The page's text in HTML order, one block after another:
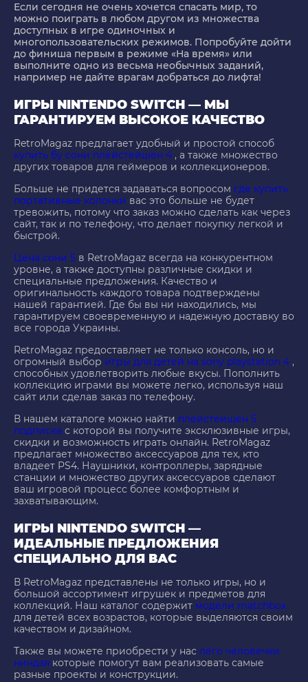
Если сегодня не очень хочется спасать мир, то
можно поиграть в любом другом из множества
доступных в игре одиночных и
многопользовательских режимов. Попробуйте дойти
до финиша первым в режиме «На время» или
выполните одно из весьма необычных заданий,
например не дайте врагам добраться до лифта!
ИГРЫ NINTENDO SWITCH — МЫ
ГАРАНТИРУЕМ ВЫСОКОЕ КАЧЕСТВО
RetroMagaz предлагает удобный и простой способ
купить бу сони плейстейшен 4 , а также множество
других товаров для геймеров и коллекционеров.
Больше не придется задаваться вопросом где купить
портативные колонки вас это больше не будет
тревожить, потому что заказ можно сделать как через
сайт, так и по телефону, что делает покупку легкой и
быстрой.
Цена сони 5 в RetroMagaz всегда на конкурентном
уровне, а также доступны различные скидки и
специальные предложения. Качество и
оригинальность каждого товара подтверждены
нашей гарантией. Где бы вы ни находились, мы
гарантируем своевременную и надежную доставку во
все города Украины.
RetroMagaz предоставляет не только консоль, но и
огромный выбор игры для детей на sony playstation 4 ,
способных удовлетворить любые вкусы. Пополнить
коллекцию играми вы можете легко, используя наш
сайт или сделав заказ по телефону.
В нашем каталоге можно найти плейстейшен 5
подписка с которой вы получите эксклюзивные игры,
скидки и возможность играть онлайн. RetroMagaz
предлагает множество аксессуаров для тех, кто
владеет PS4. Наушники, контроллеры, зарядные
станции и множество других аксессуаров сделают
ваш игровой процесс более комфортным и
захватывающим.
ИГРЫ NINTENDO SWITCH —
ИДЕАЛЬНЫЕ ПРЕДЛОЖЕНИЯ
СПЕЦИАЛЬНО ДЛЯ ВАС
В RetroMagaz представлены не только игры, но и
большой ассортимент игрушек и предметов для
коллекций. Наш каталог содержит модели matchbox
для детей всех возрастов, которые выделяются своим
качеством и дизайном.
Также вы можете приобрести у нас лего человечки
ниндзя которые помогут вам реализовать самые
разные проекты и конструкции.